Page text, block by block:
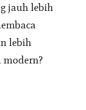
jauh lebih
lebih